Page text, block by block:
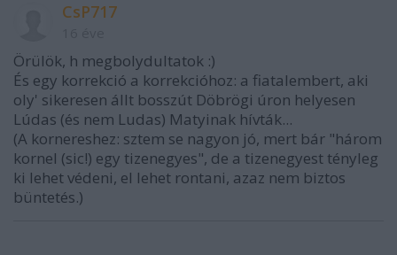
CsP717
Örülök, h megbolydultatok :)
És egy korrekció a korrekcióhoz: a fiatalembert, aki
oly' sikeresen állt bosszút Döbrögi úron helyesen
Lúdas (és nem Ludas) Matyinak hívták...
(A kornereshez: sztem se nagyon jó, mert bár "három
kornel (sic!) egy tizenegyes", de a tizenegyest tényleg
ki lehet védeni, el lehet rontani, azaz nem biztos
büntetés.)